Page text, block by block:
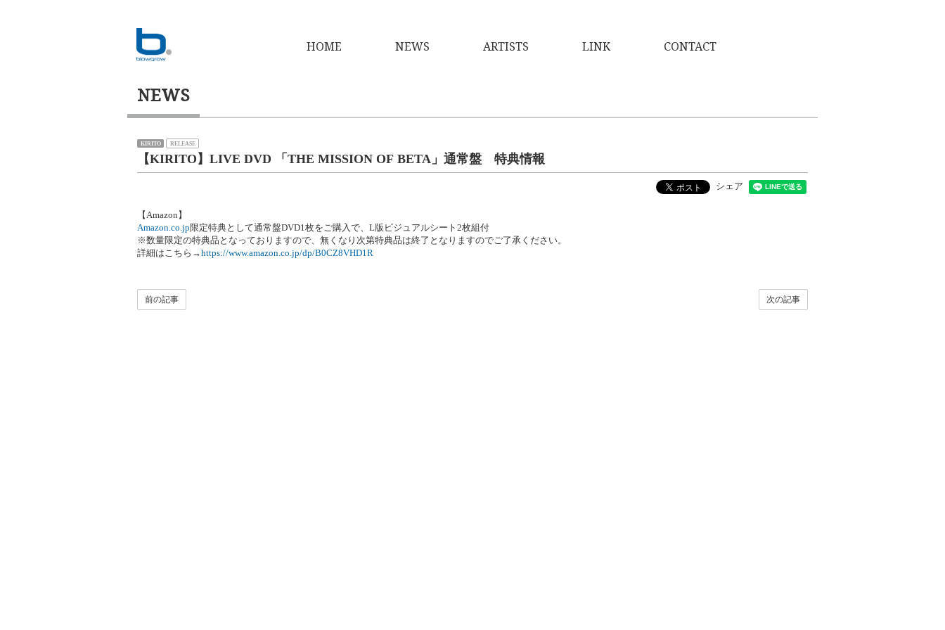
HOME NEWS ARTISTS LINK CONTACT
NEWS
KIRITO RELEASE
【KIRITO】LIVE DVD 「THE MISSION OF BETA」通常盤 特典情報
シェア
【Amazon】
Amazon.co.jp限定特典として通常盤DVD1枚をご購入で、L版ビジュアルシート2枚組付
※数量限定の特典品となっておりますので、無くなり次第特典品は終了となりますのでご了承ください。
詳細はこちら→https://www.amazon.co.jp/dp/B0CZ8VHD1R
次の記事
前の記事